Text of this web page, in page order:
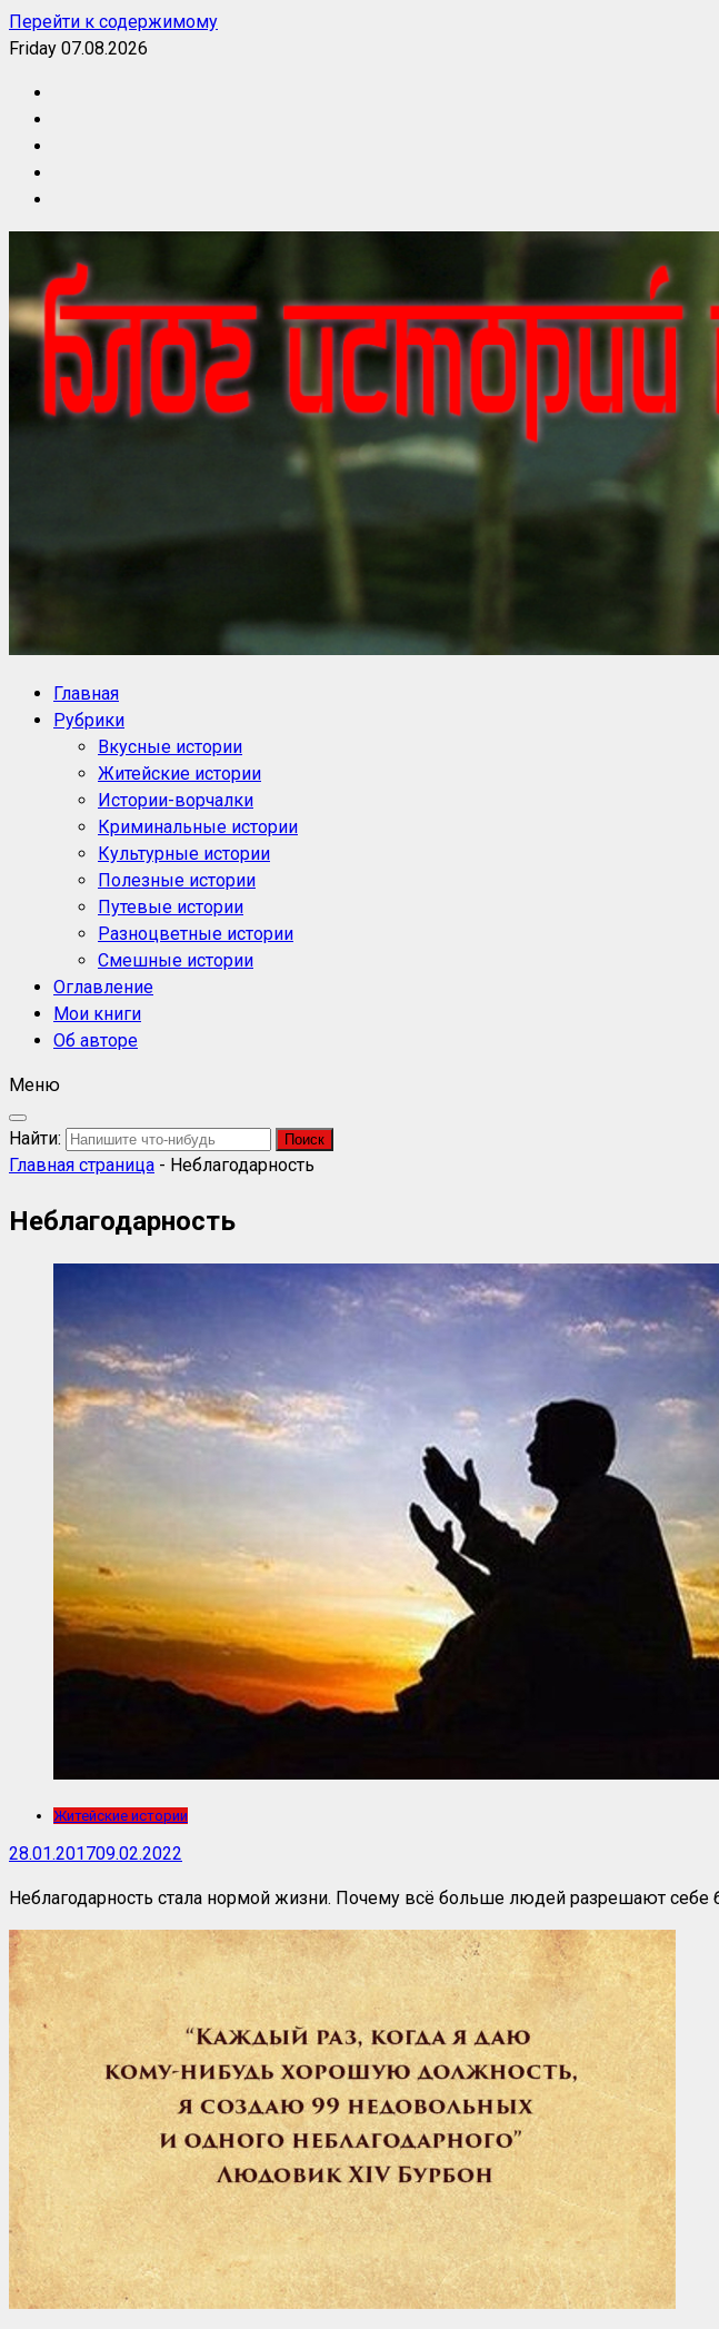
Перейти к содержимому
Friday 07.08.2026
Блог историй NoorySan
Главная
Рубрики
Вкусные истории
Житейские истории
Истории-ворчалки
Криминальные истории
Культурные истории
Полезные истории
Путевые истории
Разноцветные истории
Смешные истории
Оглавление
Мои книги
Об авторе
Меню
Найти:
Главная страница - Неблагодарность
Неблагодарность
Житейские истории
28.01.201709.02.2022
Неблагодарность стала нормой жизни. Почему всё больше людей разрешают